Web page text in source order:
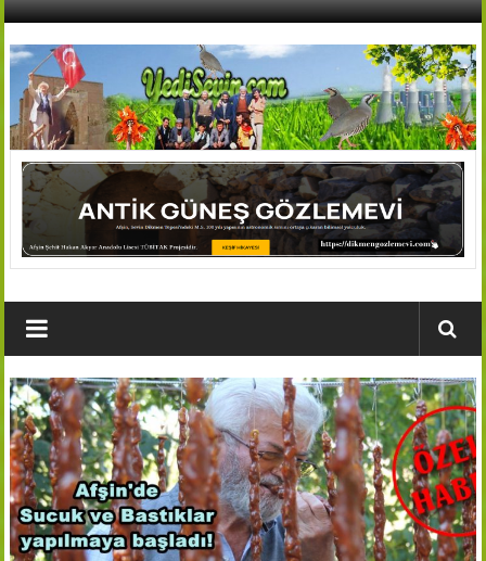
İçeriğe
AFŞİN
YEDİSEVİN
HABER
Köyleri
Haber
Portalı